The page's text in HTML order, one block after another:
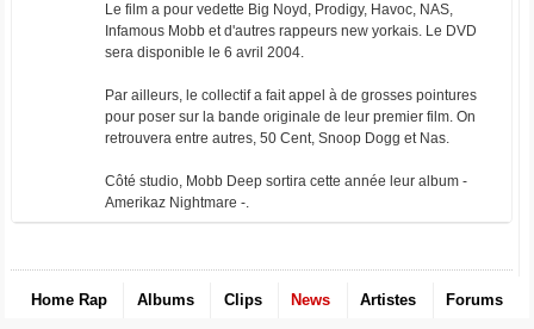
Le film a pour vedette Big Noyd, Prodigy, Havoc, NAS,
Infamous Mobb et d'autres rappeurs new yorkais. Le DVD
sera disponible le 6 avril 2004.
Par ailleurs, le collectif a fait appel à de grosses pointures
pour poser sur la bande originale de leur premier film. On
retrouvera entre autres, 50 Cent, Snoop Dogg et Nas.
Côté studio, Mobb Deep sortira cette année leur album -
Amerikaz Nightmare -.
Home Rap Albums Clips News Artistes Forums